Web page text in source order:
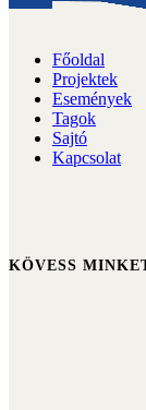
Főoldal
Projektek
Események
Tagok
Sajtó
Kapcsolat
KÖVESS